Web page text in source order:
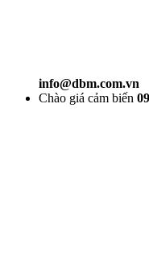
info@dbm.com.vn
Chào giá cảm biến